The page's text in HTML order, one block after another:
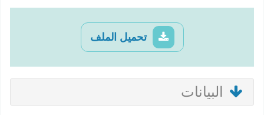
تحميل الملف
البيانات